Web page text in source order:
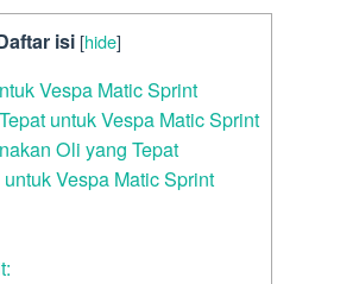
isi [hide]
Vespa Matic Sprint
untuk Vespa Matic Sprint
Oli yang Tepat
Vespa Matic Sprint